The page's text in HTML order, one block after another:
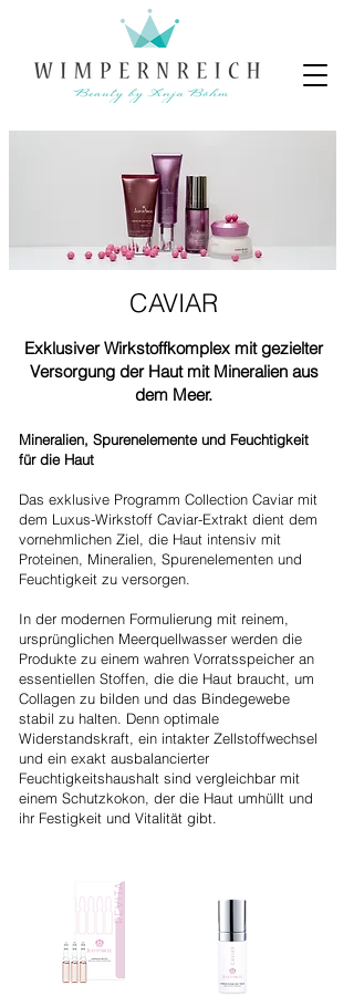
CAVIAR
Exklusiver Wirkstoffkomplex mit gezielter
Versorgung der Haut mit Mineralien aus
dem Meer.
Mineralien, Spurenelemente und Feuchtigkeit
für die Haut
Das exklusive Programm Collection Caviar mit
dem Luxus-Wirkstoff Caviar-Extrakt dient dem
vornehmlichen Ziel, die Haut intensiv mit
Proteinen, Mineralien, Spurenelementen und
Feuchtigkeit zu versorgen.
In der modernen Formulierung mit reinem,
ursprünglichen Meerquellwasser werden die
Produkte zu einem wahren Vorratsspeicher an
essentiellen Stoffen, die die Haut braucht, um
Collagen zu bilden und das Bindegewebe
stabil zu halten. Denn optimale
Widerstandskraft, ein intakter Zellstoffwechsel
und ein exakt ausbalancierter
Feuchtigkeitshaushalt sind vergleichbar mit
einem Schutzkokon, der die Haut umhüllt und
ihr Festigkeit und Vitalität gibt.